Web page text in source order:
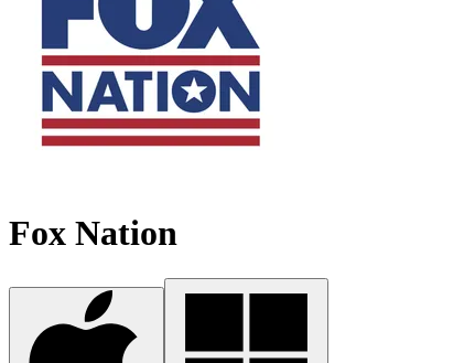
Fox Nation